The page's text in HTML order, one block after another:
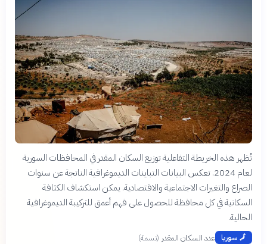
تُظهر هذه الخريطة التفاعلية توزيع السكان المقدر في المحافظات السورية
لعام 2024. تعكس البيانات التباينات الديموغرافية الناتجة عن سنوات
الصراع والتغيرات الاجتماعية والاقتصادية. يمكن استكشاف الكثافة
السكانية في كل محافظة للحصول على فهم أعمق للتركيبة الديموغرافية
الحالية.
🗾 سوريا عدد السكان المقدر (نسمة)